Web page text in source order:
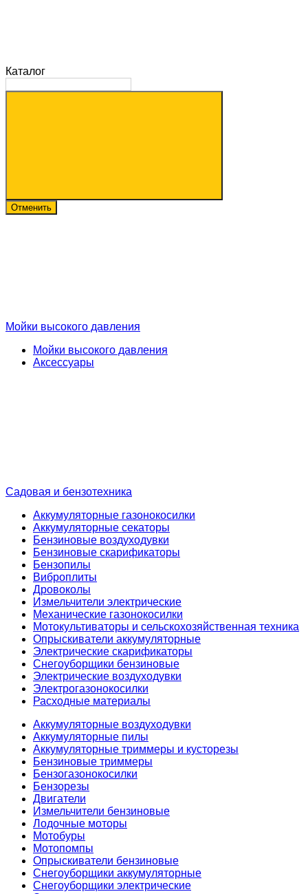
Каталог
Отменить
Мойки высокого давления
Мойки высокого давления
Аксессуары
Садовая и бензотехника
Аккумуляторные газонокосилки
Аккумуляторные секаторы
Бензиновые воздуходувки
Бензиновые скарификаторы
Бензопилы
Виброплиты
Дровоколы
Измельчители электрические
Механические газонокосилки
Мотокультиваторы и сельскохозяйственная техника
Опрыскиватели аккумуляторные
Электрические скарификаторы
Снегоуборщики бензиновые
Электрические воздуходувки
Электрогазонокосилки
Расходные материалы
Аккумуляторные воздуходувки
Аккумуляторные пилы
Аккумуляторные триммеры и кусторезы
Бензиновые триммеры
Бензогазонокосилки
Бензорезы
Двигатели
Измельчители бензиновые
Лодочные моторы
Мотобуры
Мотопомпы
Опрыскиватели бензиновые
Снегоуборщики аккумуляторные
Снегоуборщики электрические